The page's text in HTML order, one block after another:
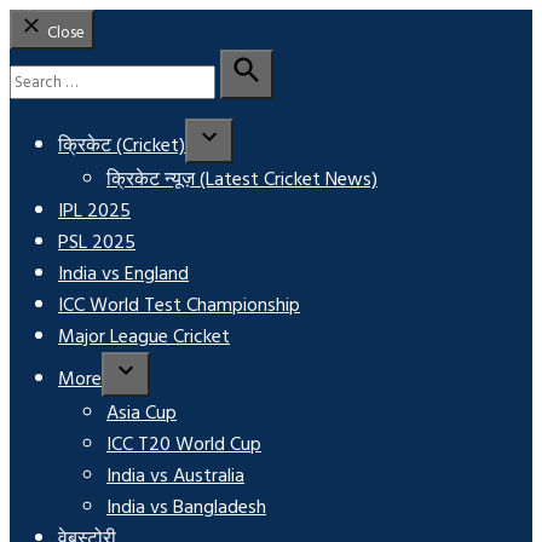
Close
Search
for:
Search
क्रिकेट (Cricket)
क्रिकेट न्यूज़ (Latest Cricket News)
IPL 2025
PSL 2025
India vs England
ICC World Test Championship
Major League Cricket
More
Asia Cup
ICC T20 World Cup
India vs Australia
India vs Bangladesh